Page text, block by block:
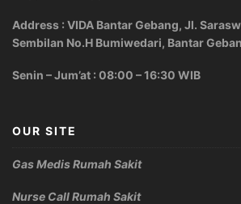
Address : VIDA Bantar Gebang, Jl.
Sembilan No.H Bumiwedari, Bantar
Senin – Jum’at : 08:00 – 16:30 WIB
OUR SITE
Gas Medis Rumah Sakit
Nurse Call Rumah Sakit